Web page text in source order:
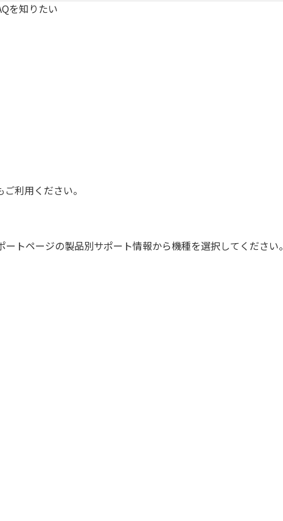
を知りたい
ご利用ください。
トページの製品別サポート情報から機種を選択してください。